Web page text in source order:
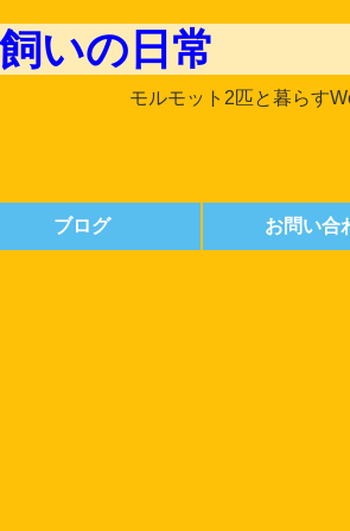
いの日常
モルモット2匹と暮らす
ブログ お問い合